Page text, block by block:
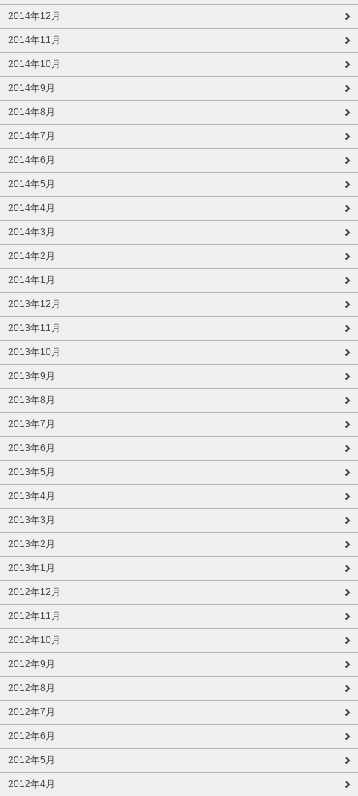
2014年12月
2014年11月
2014年10月
2014年9月
2014年8月
2014年7月
2014年6月
2014年5月
2014年4月
2014年3月
2014年2月
2014年1月
2013年12月
2013年11月
2013年10月
2013年9月
2013年8月
2013年7月
2013年6月
2013年5月
2013年4月
2013年3月
2013年2月
2013年1月
2012年12月
2012年11月
2012年10月
2012年9月
2012年8月
2012年7月
2012年6月
2012年5月
2012年4月